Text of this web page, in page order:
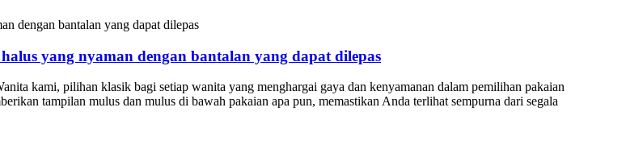
yang nyaman dengan bantalan yang dapat dilepas
kami, pilihan klasik bagi setiap wanita yang menghargai gaya dan kenyamanan dalam pemilihan pakaian
tampilan mulus dan mulus di bawah pakaian apa pun, memastikan Anda terlihat sempurna dari segala